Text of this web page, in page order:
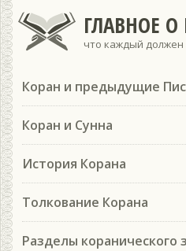
ГЛАВНОЕ О
что каждый должен
Коран и предыдущие
Коран и Сунна
История Корана
Толкование Корана
Разделы коранического